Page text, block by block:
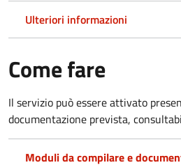
Ulteriori informazioni
Come fare
Il servizio può essere attivato
documentazione prevista,
Moduli da compilare e